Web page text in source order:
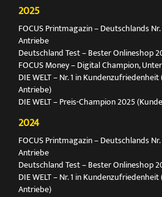
2025
FOCUS Printmagazin – Deutschlands
Antriebe
Deutschland Test – Bester Onlineshop
FOCUS Money – Digital Champion,
DIE WELT – Nr. 1 in
Antriebe)
DIE WELT – Preis-Champion 2025
2024
FOCUS Printmagazin – Deutschlands
Antriebe
Deutschland Test – Bester Onlineshop
DIE WELT – Nr. 1 in
Antriebe)